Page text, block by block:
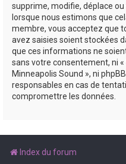
supprime, modifie, déplace
lorsque nous estimons que
membre, vous acceptez que
avez saisies soient stockées
que ces informations ne
sans votre consentement, ni
Minneapolis Sound », ni
responsables en cas de
compromettre les données.
Index du forum